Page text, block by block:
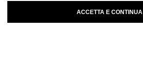
ACCETTA E CONTINUA